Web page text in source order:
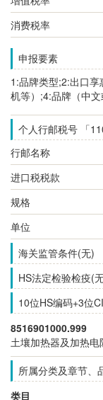
消费税率
申报要素
1:品牌类型;2:出口
机等）;4:品牌（中
个人行邮税号 「
行邮名称
进口税税款
规格
单位
海关监管条件(无)
HS法定检验检疫(
10位HS编码+3位
8516901000.999
土壤加热器及加热电
所属分类及章节、
类目